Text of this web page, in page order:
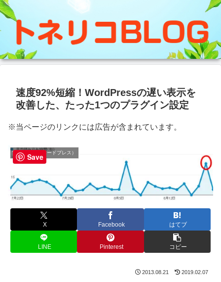
速度92%短縮！WordPressの遅い表示を
改善した、たった1つのプラグイン設定
※当ページのリンクには広告が含まれています。
WordPress（ワードプレス）
X Facebook はてブ
LINE Pinterest コピー
2013.08.21 2019.02.07
Save